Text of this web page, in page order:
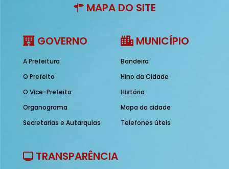
MAPA DO SITE
GOVERNO
A Prefeitura
O Prefeito
O Vice-Prefeito
Organograma
Secretarias e Autarquias
MUNICÍPIO
Bandeira
Hino da Cidade
História
Mapa da cidade
Telefones úteis
TRANSPARÊNCIA